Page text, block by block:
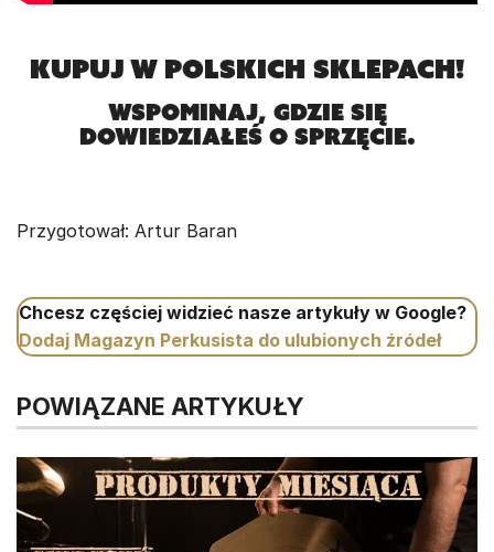
KUPUJ W POLSKICH SKLEPACH!
Wspominaj, gdzie się
dowiedziałeś o sprzęcie.
Przygotował: Artur Baran
Chcesz częściej widzieć nasze artykuły w Google?
Dodaj Magazyn Perkusista do ulubionych źródeł
POWIĄZANE ARTYKUŁY